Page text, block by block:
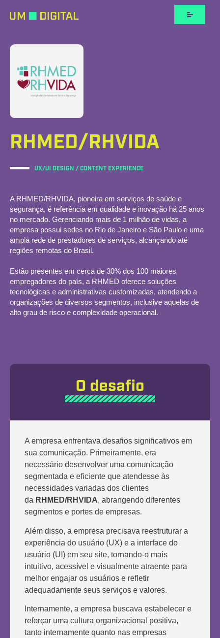
RHMED/RHVIDA
UX/UI DESIGN / CONTENT EXPERIENCE
A RHMED/RHVIDA, pioneira em serviços de saúde e
segurança, é referência em qualidade e inovação há 25 anos
no mercado. Gerenciando mais de 1 milhão de vidas, a
empresa possui sedes no Rio de Janeiro e São Paulo e uma
ampla rede de prestadores de serviços, alcançando até
regiões remotas do Brasil.
Estão presentes em cerca de 30% dos 100 maiores
empregadores do país, a RHMED oferece soluções
tecnológicas e administrativas customizadas, atendendo a
organizações de diversos segmentos, inclusive aquelas de
alto grau de risco e complexidade operacional.
O desafio
A empresa enfrentava desafios significativos em
sua comunicação. Primeiramente, era
necessário desenvolver uma comunicação
segmentada e eficiente que atendesse às
necessidades variadas dos clientes
da RHMED/RHVIDA, abrangendo diferentes
segmentos e portes de empresas.
Além disso, a empresa precisava reestruturar a
experiência do usuário (UX) e a interface do
usuário (UI) em seu site, tornando-o mais
intuitivo, acessível e visualmente atraente para
melhor engajar os usuários e refletir
adequadamente seus serviços e valores.
Internamente, a empresa buscava estabelecer e
reforçar uma cultura organizacional positiva,
tanto internamente quanto nas empresas